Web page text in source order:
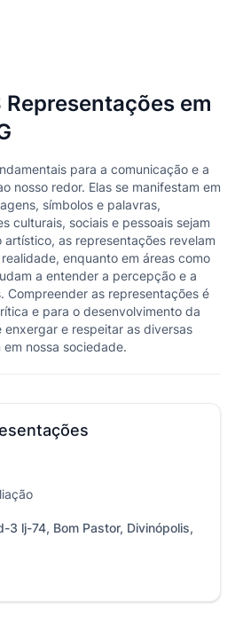
Representações em
para a comunicação e a
nosso redor. Elas se manifestam em
símbolos e palavras,
culturais, sociais e pessoais sejam
as representações revelam
enquanto em áreas como
a entender a percepção e a
Compreender as representações é
e para o desenvolvimento da
e respeitar as diversas
nossa sociedade.
3 lj-74, Bom Pastor, Divinópolis,